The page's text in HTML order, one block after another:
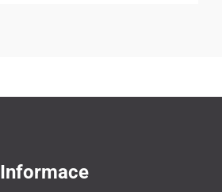
Informace